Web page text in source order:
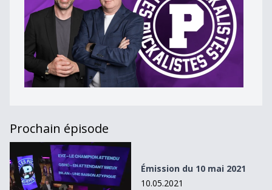
Prochain épisode
Émission du 10 mai 2021
Émission du 10 mai 2021
10.05.2021